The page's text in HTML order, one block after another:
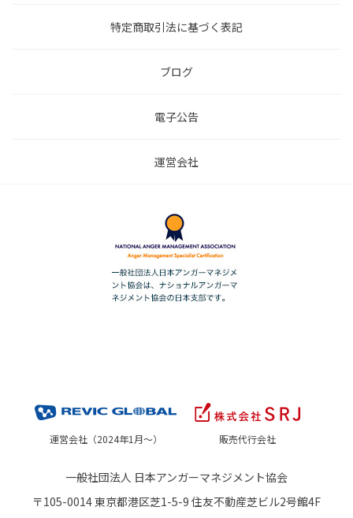
特定商取引法に基づく表記
ブログ
電子公告
運営会社
運営会社（2024年1月～） 販売代行会社
一般社団法人 日本アンガーマネジメント協会
〒105-0014 東京都港区芝1-5-9 住友不動産芝ビル2号館4F